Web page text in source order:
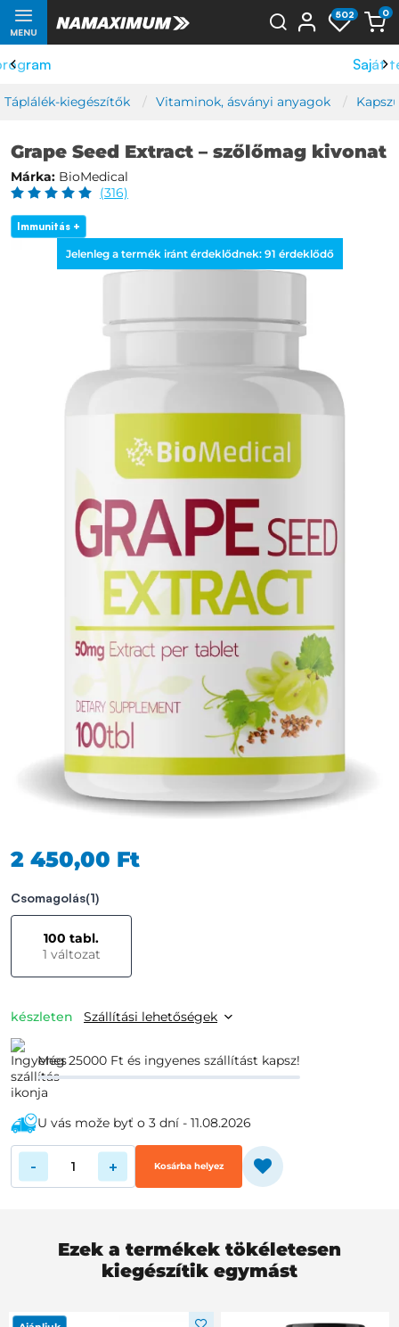
MENU
502 0
Táplálék-kiegészítők Vitaminok, ásványi anyagok
Grape Seed Extract – szőlőmag kivonat
Márka: BioMedical
(316)
Immunitás +
Jelenleg a termék iránt érdeklődnek: 91 érdeklődő
2 450,00 Ft
Csomagolás(1)
100 tabl.
1 változat
készleten Szállítási lehetőségek
Még 25000 Ft és ingyenes szállítást kapsz!
U vás može byť o 3 dní - 11.08.2026
- + Kosárba helyez
Ezek a termékek tökéletesen
kiegészítik egymást